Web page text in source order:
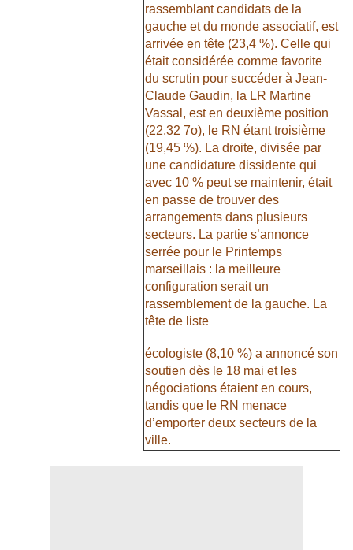
rassemblant candidats de la
gauche et du monde associatif, est
arrivée en tête (23,4 %). Celle qui
était considérée comme favorite
du scrutin pour succéder à Jean-
Claude Gaudin, la LR Martine
Vassal, est en deuxième position
(22,32 7o), le RN étant troisième
(19,45 %). La droite, divisée par
une candidature dissidente qui
avec 10 % peut se maintenir, était
en passe de trouver des
arrangements dans plusieurs
secteurs. La partie s’annonce
serrée pour le Printemps
marseillais : la meilleure
configuration serait un
rassemblement de la gauche. La
tête de liste
écologiste (8,10 %) a annoncé son
soutien dès le 18 mai et les
négociations étaient en cours,
tandis que le RN menace
d’emporter deux secteurs de la
ville.